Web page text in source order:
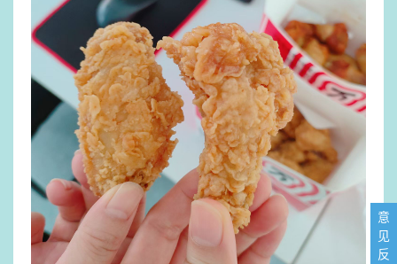
意
见
反